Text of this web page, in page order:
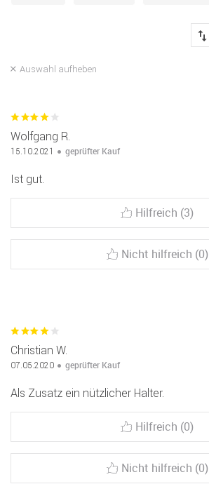
Auswahl aufheben
Wolfgang R.
15.10.2021 geprüfter Kauf
Ist gut.
Hilfreich (3)
Nicht hilfreich (0)
Christian W.
07.05.2020 geprüfter Kauf
Als Zusatz ein nützlicher Halter.
Hilfreich (0)
Nicht hilfreich (0)